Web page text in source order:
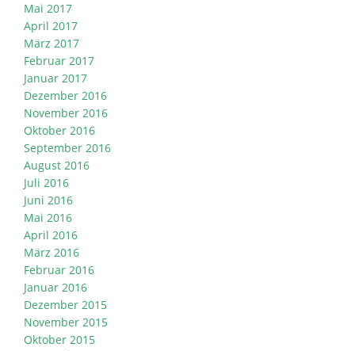
Mai 2017
April 2017
März 2017
Februar 2017
Januar 2017
Dezember 2016
November 2016
Oktober 2016
September 2016
August 2016
Juli 2016
Juni 2016
Mai 2016
April 2016
März 2016
Februar 2016
Januar 2016
Dezember 2015
November 2015
Oktober 2015